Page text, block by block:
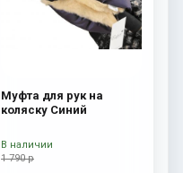
Муфта для рук на
коляску Синий
1 790 р
В наличии